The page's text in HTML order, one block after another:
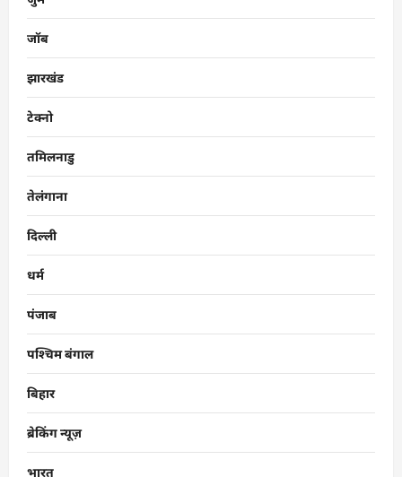
जॉब
झारखंड
टेक्नो
तमिलनाडु
तेलंगाना
दिल्ली
धर्म
पंजाब
पश्चिम बंगाल
बिहार
ब्रेकिंग न्यूज़
भारत